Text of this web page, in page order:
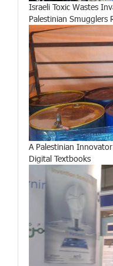
Israeli Toxic Wastes
Palestinian Smugglers
A Palestinian
Digital Textbooks